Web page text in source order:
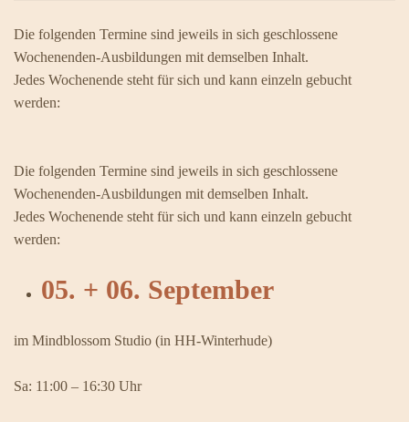
Die folgenden Termine sind jeweils in sich geschlossene
Wochenenden-Ausbildungen mit demselben Inhalt.
Jedes Wochenende steht für sich und kann einzeln gebucht
werden:
Die folgenden Termine sind jeweils in sich geschlossene
Wochenenden-Ausbildungen mit demselben Inhalt.
Jedes Wochenende steht für sich und kann einzeln gebucht
werden:
05. + 06. September
im Mindblossom Studio (in HH-Winterhude)
Sa: 11:00 – 16:30 Uhr